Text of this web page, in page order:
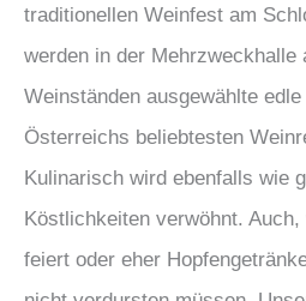
traditionellen Weinfest am
werden in der Mehrzweckhalle
Weinständen ausgewählte
Österreichs beliebtesten
Kulinarisch wird ebenfalls wie
Köstlichkeiten verwöhnt.
feiert oder eher